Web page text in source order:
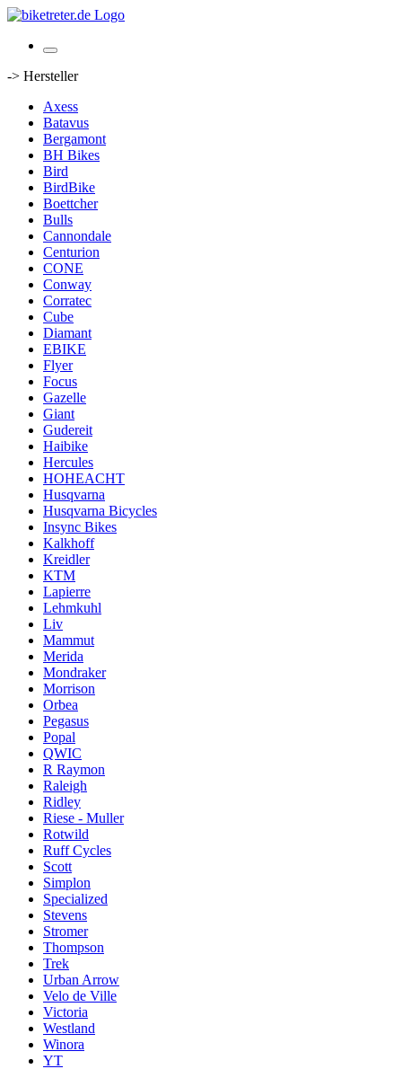
-> Hersteller
Axess
Batavus
Bergamont
BH Bikes
Bird
BirdBike
Boettcher
Bulls
Cannondale
Centurion
CONE
Conway
Corratec
Cube
Diamant
EBIKE
Flyer
Focus
Gazelle
Giant
Gudereit
Haibike
Hercules
HOHEACHT
Husqvarna
Husqvarna Bicycles
Insync Bikes
Kalkhoff
Kreidler
KTM
Lapierre
Lehmkuhl
Liv
Mammut
Merida
Mondraker
Morrison
Orbea
Pegasus
Popal
QWIC
R Raymon
Raleigh
Ridley
Riese - Muller
Rotwild
Ruff Cycles
Scott
Simplon
Specialized
Stevens
Stromer
Thompson
Trek
Urban Arrow
Velo de Ville
Victoria
Westland
Winora
YT